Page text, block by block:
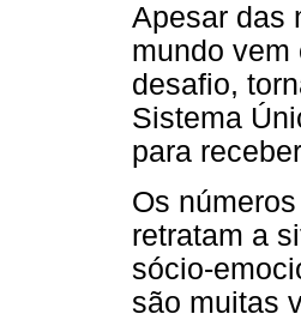
Apesar das
mundo vem
desafio,
Sistema
para
Os
retratam a
sócio-
são muitas